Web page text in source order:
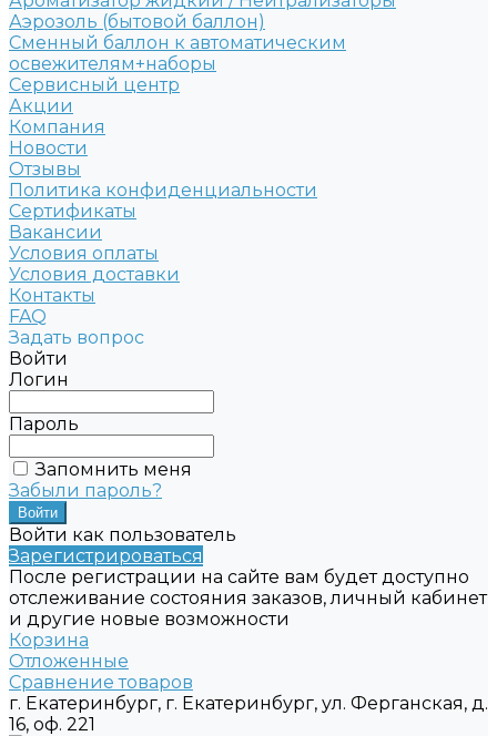
Аэрозоль (бытовой баллон)
Сменный баллон к автоматическим
освежителям+наборы
Сервисный центр
Акции
Компания
Новости
Отзывы
Политика конфиденциальности
Сертификаты
Вакансии
Условия оплаты
Условия доставки
Контакты
FAQ
Задать вопрос
Войти
Логин
Пароль
Запомнить меня
Забыли пароль?
Войти как пользователь
Зарегистрироваться
После регистрации на сайте вам будет доступно
отслеживание состояния заказов, личный кабинет
и другие новые возможности
Корзина
Отложенные
Сравнение товаров
г. Екатеринбург, г. Екатеринбург, ул. Ферганская, д.
16, оф. 221